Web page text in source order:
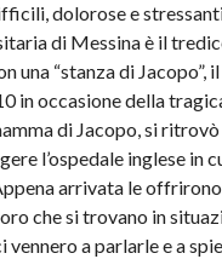
dolorose e stressanti.
di Messina è il
una “stanza di Jacopo”,
in occasione della
di Jacopo, si
l’ospedale inglese in
arrivata le
che si trovano in
vennero a parlarle e a